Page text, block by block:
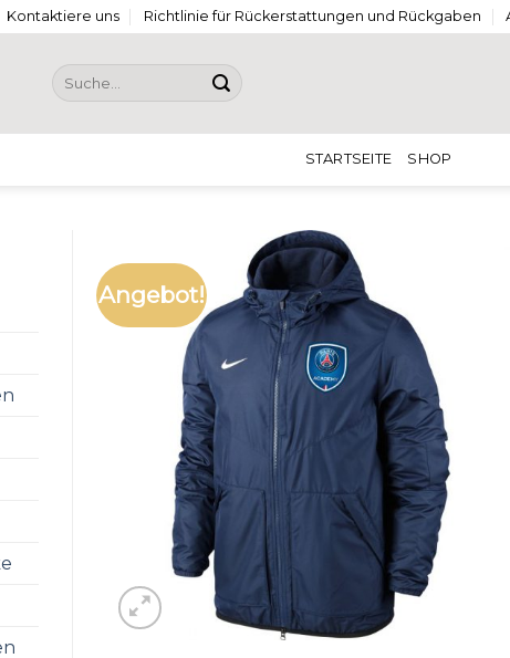
Kontaktiere uns Richtlinie für Rückerstattungen und Rückgaben
Suche
nach:
STARTSEITE SHOP
Angebot!